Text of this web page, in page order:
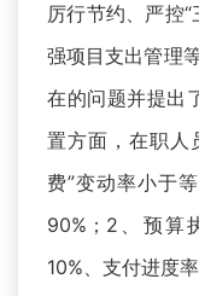
厉行节约、严控
强项目支出管理
在的问题并提出
置方面，在职人
费”变动率小于
90%；2、预算
10%、支付进度